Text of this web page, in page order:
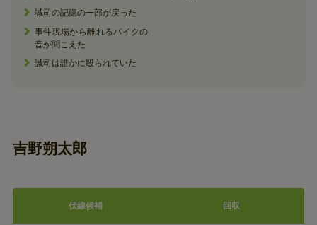
誠司の記憶の一部が戻った
事件現場から離れるバイクの
音が聞こえた
誠司は誰かに殴られていた
吉野朔太郎
伏線候補 回収